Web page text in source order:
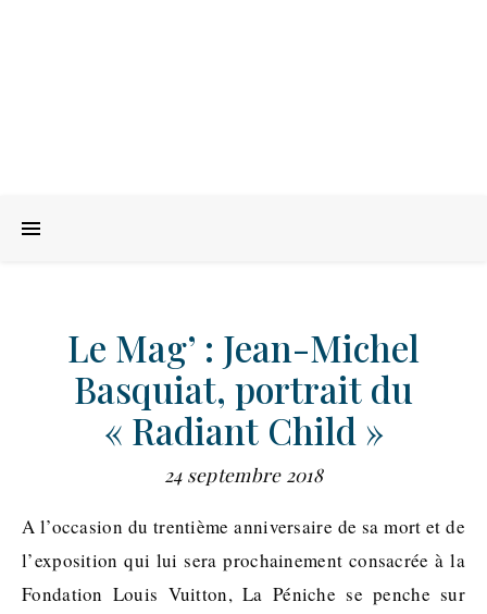
Le Mag’ : Jean-Michel
Basquiat, portrait du
« Radiant Child »
24 septembre 2018
A l’occasion du trentième anniversaire de sa mort et de
l’exposition qui lui sera prochainement consacrée à la
Fondation Louis Vuitton, La Péniche se penche sur